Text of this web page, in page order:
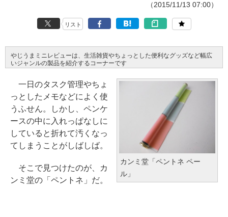
（2015/11/13 07:00）
リスト
やじうまミニレビューは、生活雑貨やちょっとした便利なグッズなど幅広
いジャンルの製品を紹介するコーナーです
カンミ堂「ペントネ ペー
ル」
一日のタスク管理やちょ
っとしたメモなどによく使
うふせん。しかし、ペンケ
ースの中に入れっぱなしに
していると折れて汚くなっ
てしまうことがしばしば。
そこで見つけたのが、カ
ンミ堂の「ペントネ」だ。